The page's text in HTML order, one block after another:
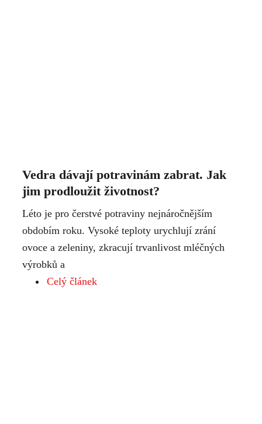
Vedra dávají potravinám zabrat. Jak
jim prodloužit životnost?
Léto je pro čerstvé potraviny nejnáročnějším
obdobím roku. Vysoké teploty urychlují zrání
ovoce a zeleniny, zkracují trvanlivost mléčných
výrobků a
Celý článek